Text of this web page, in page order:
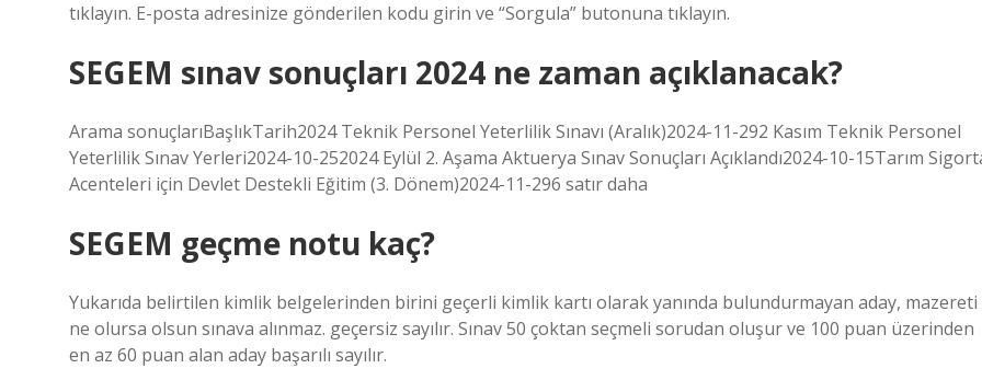
tıklayın. E-posta adresinize gönderilen kodu girin ve “Sorgula” butonuna tıklayın.
SEGEM sınav sonuçları 2024 ne zaman açıklanacak?
Arama sonuçlarıBaşlıkTarih2024 Teknik Personel Yeterlilik Sınavı (Aralık)2024-11-292 Kasım Teknik Personel
Yeterlilik Sınav Yerleri2024-10-252024 Eylül 2. Aşama Aktuerya Sınav Sonuçları Açıklandı2024-10-15Tarım
Acenteleri için Devlet Destekli Eğitim (3. Dönem)2024-11-296 satır daha
SEGEM geçme notu kaç?
Yukarıda belirtilen kimlik belgelerinden birini geçerli kimlik kartı olarak yanında bulundurmayan aday, mazereti
ne olursa olsun sınava alınmaz. geçersiz sayılır. Sınav 50 çoktan seçmeli sorudan oluşur ve 100 puan üzerinden
en az 60 puan alan aday başarılı sayılır.